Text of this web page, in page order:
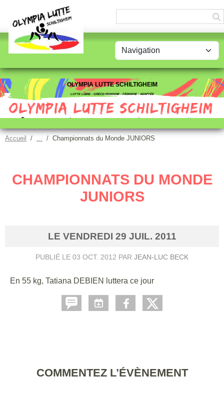
OLYMPIA LUTTE SCHILTIGHEIM
LUTTE LIBRE - GRÉCO-ROMAINE - FÉMININE - ADAPTÉE
Accueil Championnats du Monde JUNIORS
CHAMPIONNATS DU MONDE
JUNIORS
LE VENDREDI 29 JUIL. 2011
PUBLIÉ LE 03 OCT. 2012 PAR JEAN-LUC BECK
En 55 kg, Tatiana DEBIEN luttera ce jour
COMMENTEZ L’ÉVÈNEMENT
Panneau de gestion des cookies